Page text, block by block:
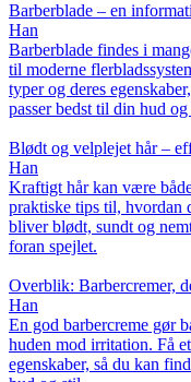
Barberblade – en
Han
Barberblade findes i
til moderne
typer og deres
passer bedst til din hud
Blødt og velplejet hår –
Han
Kraftigt hår kan være
praktiske tips til, hvordan
bliver blødt, sundt og
foran spejlet.
Overblik: Barbercremer,
Han
En god barbercreme gør
huden mod irritation. Få
egenskaber, så du kan